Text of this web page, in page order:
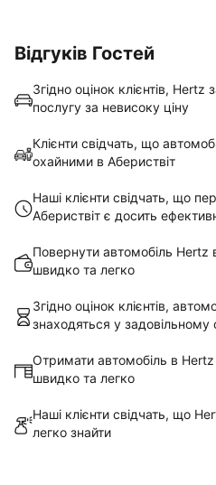
Відгуків Гостей
Згідно оцінок клієнтів,
послугу за невисоку ціну
Клієнти свідчать, що
охайними в Абериствіт
Наші клієнти свідчать, що
Абериствіт є досить
Повернути автомобіль Hertz
швидко та легко
Згідно оцінок клієнтів,
знаходяться у задовільному
Отримати автомобіль в Hertz
швидко та легко
Наші клієнти свідчать, що
легко знайти